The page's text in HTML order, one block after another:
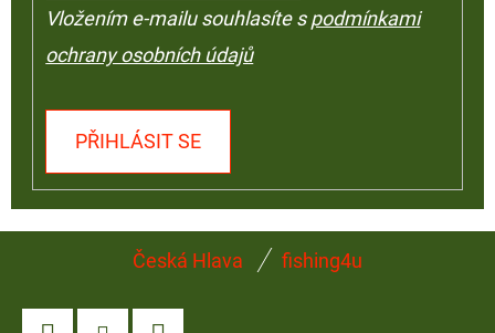
Vložením e-mailu souhlasíte spodmínkami
ochrany osobních údajů
PŘIHLÁSIT SE
Česká Hlava fishing4u